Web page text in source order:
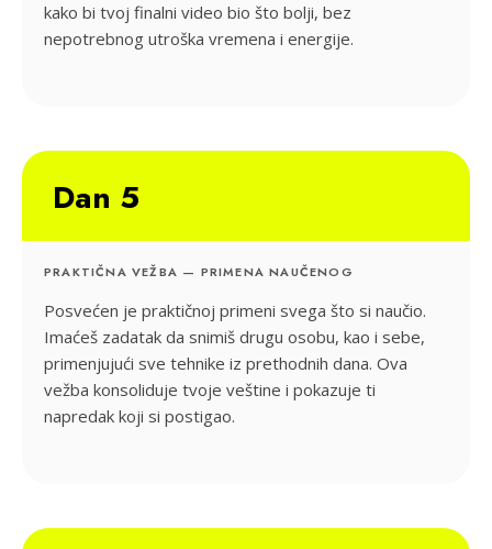
kako bi tvoj finalni video bio što bolji, bez
nepotrebnog utroška vremena i energije.
Dan 5
PRAKTIČNA VEŽBA — PRIMENA NAUČENOG
Posvećen je praktičnoj primeni svega što si naučio.
Imaćeš zadatak da snimiš drugu osobu, kao i sebe,
primenjujući sve tehnike iz prethodnih dana. Ova
vežba konsoliduje tvoje veštine i pokazuje ti
napredak koji si postigao.